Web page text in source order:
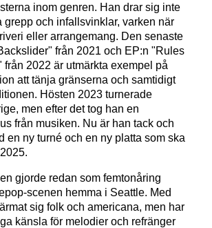
inom genren. Han drar sig inte
grepp och infallsvinklar, varken när
eller arrangemang. Den senaste
från 2021 och EP:n "Rules
2022 är utmärkta exempel på
att tänja gränserna och samtidigt
Hösten 2023 turnerade
men efter det tog han en
från musiken. Nu är han tack och
en ny turné och en ny platta som ska
gjorde redan som femtonåring
scenen hemma i Seattle. Med
sig folk och americana, men har
känsla för melodier och refränger